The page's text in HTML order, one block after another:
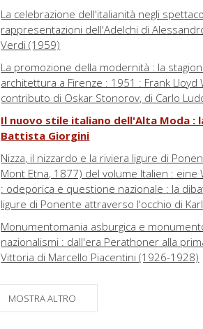
La celebrazione dell'italianità negli
rappresentazioni dell'Adelchi di
Verdi (1959)
La promozione della modernità : la
architettura a Firenze : 1951 : Frank Lloyd
contributo di Oskar Stonorov, di Carlo
Il nuovo stile italiano dell'Alta Moda :
Battista Giorgini
Nizza, il nizzardo e la riviera ligure di
Mont Etna, 1877) del volume Italien :
: odeporica e questione nazionale : la
ligure di Ponente attraverso l'occhio di
Monumentomania asburgica e
nazionalismi : dall'era Perathoner alla
Vittoria di Marcello Piacentini (1926-1928)
Classicismo neocinquecentista e
MOSTRA ALTRO